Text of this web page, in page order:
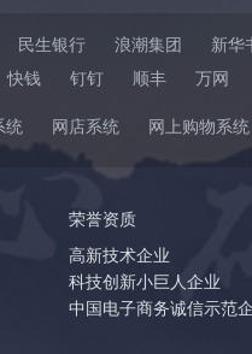
民生银行 浪潮集团 新华
快钱 钉钉 顺丰 万网
统 网店系统 网上购物系统
荣誉资质
高新技术企业
科技创新小巨人企业
中国电子商务诚信示范